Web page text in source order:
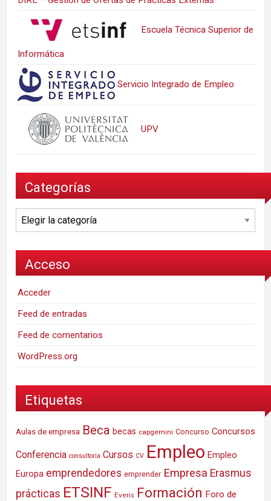
Escuela Técnica Superior de
Informática
Servicio Integrado de Empleo
UPV
Categorías
Categorías
Acceso
Acceder
Feed de entradas
Feed de comentarios
WordPress.org
Etiquetas
Aulas de empresa Beca becas capgemini Concurso Concursos
Conferencia consultoria Cursos CV Empleo Empleo
Europa emprendedores emprender Empresa Erasmus
prácticas ETSINF Everis Formación Foro de